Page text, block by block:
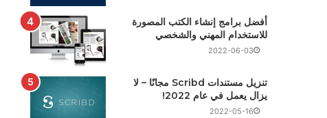
أفضل برامج إنشاء الكتب المصورة
للاستخدام المهني والشخصي
2022-06-03
تنزيل مستندات Scribd مجانًا – لا
يزال يعمل في عام 2022!
2022-05-16